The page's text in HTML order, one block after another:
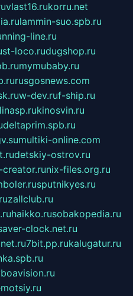
vlast16.rukorru.net
lammin-suo.spb.ru
line.ru
loco.rudugshop.ru
mymubaby.ru
rusgosnews.com
w-dev.ruf-ship.ru
kinosvin.ru
deltaprim.spb.ru
multiki-online.com
detskiy-ostrov.ru
nix-files.org.ru
sputnikyes.ru
zallclub.ru
haikko.rusobakopedia.ru
clock.net.ru
7bit.pp.rukalugatur.ru